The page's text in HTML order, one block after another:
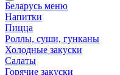
Беларусь меню
Напитки
Пицца
Роллы, суши, гунканы
Холодные закуски
Салаты
Горячие закуски